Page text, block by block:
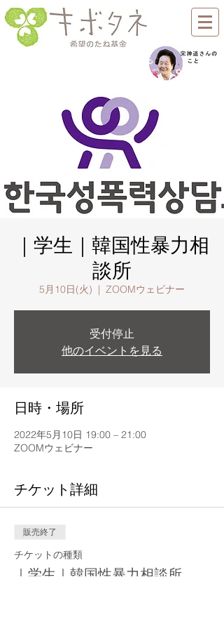
｜学生｜韓国性暴力相
談所
5月10日(火)
  |
ZOOMウェビナー
受付停止
他のイベントを見る
日時・場所
2022年5月10日 19:00 – 21:00
ZOOMウェビナー
チケット詳細
販売終了
チケットの種類
｜学生｜韓国性暴力相談所